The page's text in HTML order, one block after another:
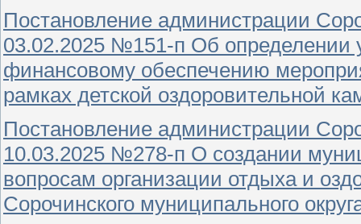
Постановление администрации
03.02.2025 №151-п Об определении
финансовому обеспечению
рамках детской оздоровительной
Постановление администрации
10.03.2025 №278-п О создании
вопросам организации отдыха и
Сорочинского муниципального